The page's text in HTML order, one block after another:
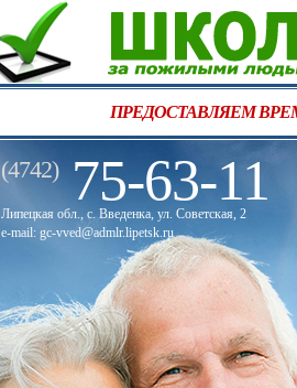
(4742) 75-63-11
Липецкая обл., с. Введенка, ул. Советская, 2
e-mail: gc-vved@admlr.lipetsk.ru